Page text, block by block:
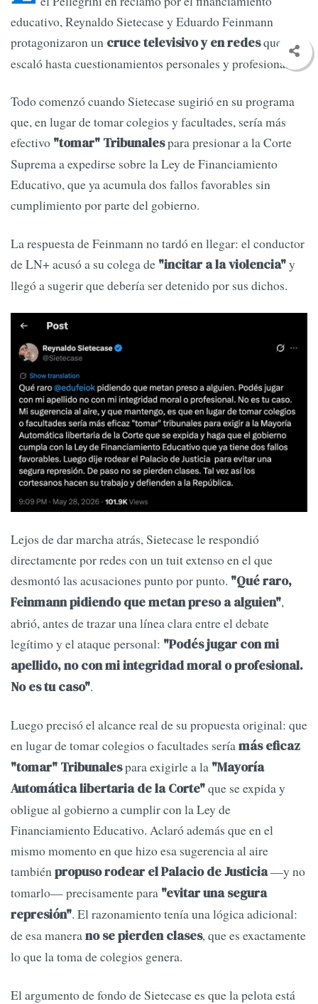
educativo, Reynaldo Sietecase y Eduardo Feinmann
protagonizaron un cruce televisivo y en redesque
escaló hasta cuestionamientos personales y profesionales.
Todo comenzó cuando Sietecase sugirió en su programa
que, en lugar de tomar colegios y facultades, sería más
efectivo "tomar" Tribunalespara presionar a la Corte
Suprema a expedirse sobre la Ley de Financiamiento
Educativo, que ya acumula dos fallos favorables sin
cumplimiento por parte del gobierno.
La respuesta de Feinmann no tardó en llegar: el conductor
de LN+ acusó a su colega de "incitar a la violencia"y
llegó a sugerir que debería ser detenido por sus dichos.
Lejos de dar marcha atrás, Sietecase le respondió
directamente por redes con un tuit extenso en el que
desmontó las acusaciones punto por punto. "Qué raro,
Feinmann pidiendo que metan preso a alguien",
abrió, antes de trazar una línea clara entre el debate
legítimo y el ataque personal: "Podés jugar con mi
apellido, no con mi integridad moral o profesional.
No es tu caso".
Luego precisó el alcance real de su propuesta original: que
en lugar de tomar colegios o facultades seríamás eficaz
"tomar" Tribunalespara exigirle a la "Mayoría
Automática libertaria de la Corte"que se expida y
obligue al gobierno a cumplir con la Ley de
Financiamiento Educativo. Aclaró además que en el
mismo momento en que hizo esa sugerencia al aire
tambiénpropuso rodear el Palacio de Justicia—y no
tomarlo— precisamente para "evitar una segura
represión". El razonamiento tenía una lógica adicional:
de esa manerano se pierden clases, que es exactamente
lo que la toma de colegios genera.
El argumento de fondo de Sietecase es que la pelota está